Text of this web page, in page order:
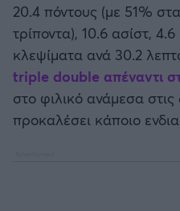
Ατλέτικο Μαδρίτης
Μάντσεστερ
Μάντσεστερ Σίτι
20.4 πόντους (με 51%
τρίποντα), 10.6 ασίστ,
κλεψίματα ανά 30.2
triple double απέναντι
στο φιλικό ανάμεσα
προκαλέσει κάποιο